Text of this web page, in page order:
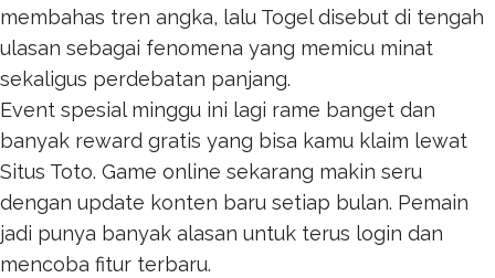
membahas tren angka, lalu Togeldisebut di tengah
ulasan sebagai fenomena yang memicu minat
sekaligus perdebatan panjang.
Event spesial minggu ini lagi rame banget dan
banyak reward gratis yang bisa kamu klaim lewat
Situs Toto. Game online sekarang makin seru
dengan update konten baru setiap bulan. Pemain
jadi punya banyak alasan untuk terus login dan
mencoba fitur terbaru.